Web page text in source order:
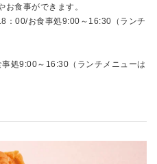
食事ができます。
00/お食事処9:00～16:30（ランチ
処9:00～16:30（ランチメニューは